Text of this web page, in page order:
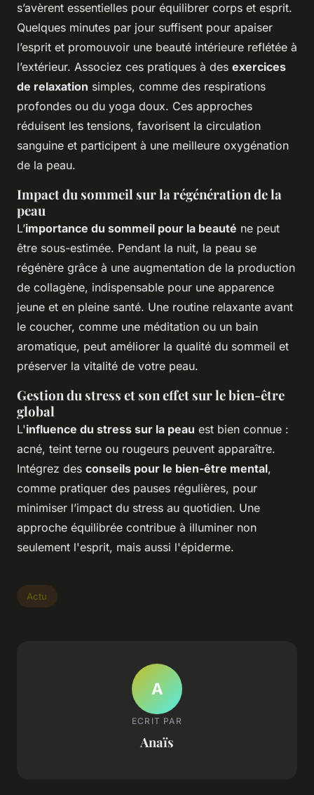
s’avèrent essentielles pour équilibrer corps et esprit.
Quelques minutes par jour suffisent pour apaiser
l’esprit et promouvoir une beauté intérieure reflétée à
l’extérieur. Associez ces pratiques à des exercices
de relaxation simples, comme des respirations
profondes ou du yoga doux. Ces approches
réduisent les tensions, favorisent la circulation
sanguine et participent à une meilleure oxygénation
de la peau.
Impact du sommeil sur la régénération de la
peau
L’importance du sommeil pour la beauté ne peut
être sous-estimée. Pendant la nuit, la peau se
régénère grâce à une augmentation de la production
de collagène, indispensable pour une apparence
jeune et en pleine santé. Une routine relaxante avant
le coucher, comme une méditation ou un bain
aromatique, peut améliorer la qualité du sommeil et
préserver la vitalité de votre peau.
Gestion du stress et son effet sur le bien-être
global
L'influence du stress sur la peau est bien connue :
acné, teint terne ou rougeurs peuvent apparaître.
Intégrez des conseils pour le bien-être mental,
comme pratiquer des pauses régulières, pour
minimiser l’impact du stress au quotidien. Une
approche équilibrée contribue à illuminer non
seulement l'esprit, mais aussi l'épiderme.
Actu
A
ECRIT PAR
Anaïs